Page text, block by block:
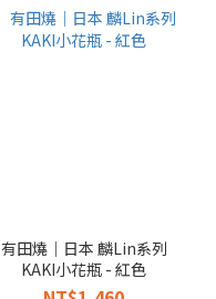
有田燒｜日本 麟Lin系列
KAKI小花瓶 - 紅色